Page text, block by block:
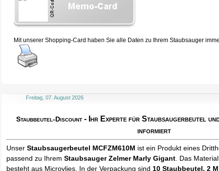
Mit unserer Shopping-Card haben Sie alle Daten zu Ihrem Staubsauger
Freitag, 07. August 2026
Staubbeutel-Discount - Ihr Experte für Staubsaugerbeutel
informiert
UnserStaubsaugerbeutel MCFZM610M ist ein Produkt eines
passend zu IhremStaubsauger Zelmer Marly Gigant . Das
besteht aus Microvlies. In der Verpackung sind 10 Staubbeutel, 2